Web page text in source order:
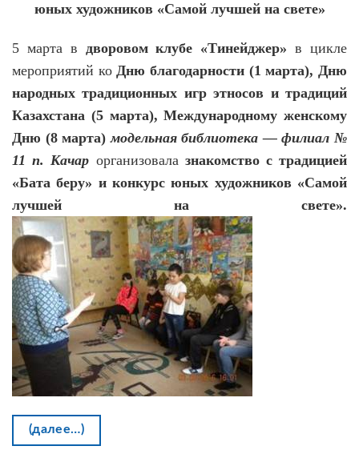
юных художников «Самой лучшей на свете»
5 марта в дворовом клубе «Тинейджер»в цикле
мероприятий коДню благодарности (1 марта), Дню
народных традиционных игр этносов и традиций
Казахстана (5 марта), Международному женскому
Дню (8 марта)модельнаябиблиотека — филиал №
11 п. Качар организовала знакомство с традицией
«Бата беру» и конкурс юных художников «Самой
лучшей на свете».
(далее…)